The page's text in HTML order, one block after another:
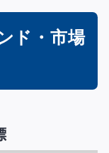
ド・市場